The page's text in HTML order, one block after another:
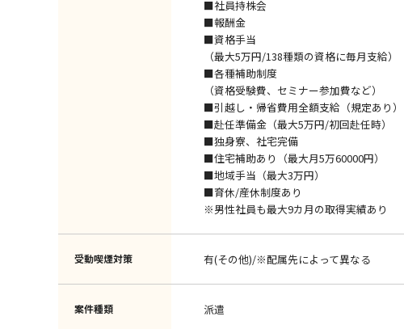
■社員持株会
■報酬金
■資格手当
（最大5万円/138種類の資格に毎月支給）
■各種補助制度
（資格受験費、セミナー参加費など）
■引越し・帰省費用全額支給（規定あり）
■赴任準備金（最大5万円/初回赴任時）
■独身寮、社宅完備
■住宅補助あり（最大月5万60000円）
■地域手当（最大3万円）
■育休/産休制度あり
※男性社員も最大9カ月の取得実績あり
受動喫煙対策 有(その他)/※配属先によって異なる
案件種類
派遣